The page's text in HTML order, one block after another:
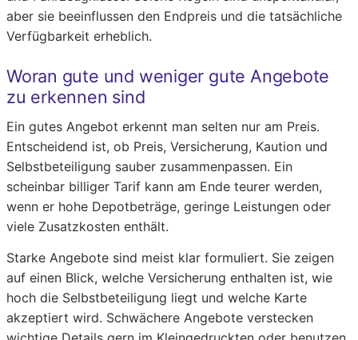
aber sie beeinflussen den Endpreis und die tatsächliche
Verfügbarkeit erheblich.
Woran gute und weniger gute Angebote
zu erkennen sind
Ein gutes Angebot erkennt man selten nur am Preis.
Entscheidend ist, ob Preis, Versicherung, Kaution und
Selbstbeteiligung sauber zusammenpassen. Ein
scheinbar billiger Tarif kann am Ende teurer werden,
wenn er hohe Depotbeträge, geringe Leistungen oder
viele Zusatzkosten enthält.
Starke Angebote sind meist klar formuliert. Sie zeigen
auf einen Blick, welche Versicherung enthalten ist, wie
hoch die Selbstbeteiligung liegt und welche Karte
akzeptiert wird. Schwächere Angebote verstecken